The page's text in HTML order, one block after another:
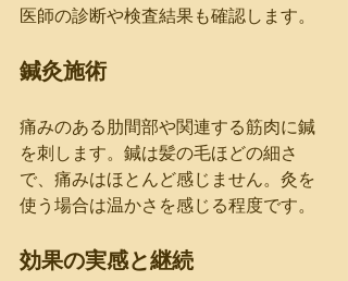
医師の診断や検査結果も確認します。
鍼灸施術
痛みのある肋間部や関連する筋肉に鍼
を刺します。鍼は髪の毛ほどの細さ
で、痛みはほとんど感じません。灸を
使う場合は温かさを感じる程度です。
効果の実感と継続